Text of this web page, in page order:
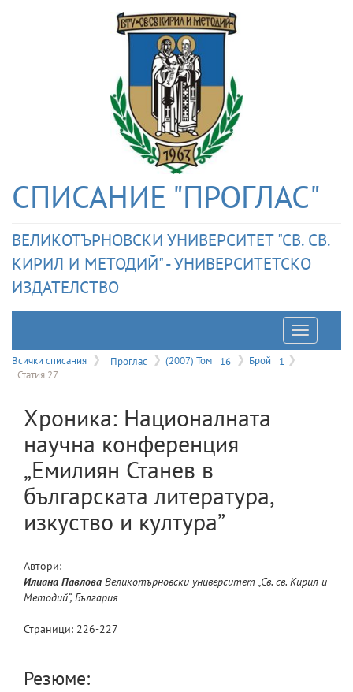
СПИСАНИЕ "ПРОГЛАС"
ВЕЛИКОТЪРНОВСКИ УНИВЕРСИТЕТ "СВ. СВ.
КИРИЛ И МЕТОДИЙ" - УНИВЕРСИТЕТСКО
ИЗДАТЕЛСТВО
Отваряне
на
Всички списания Проглас (2007) Том 16 Брой
1
Статия 27
Хроника: Националната
научна конференция
„Емилиян Станев в
българската литература,
изкуство и култура”
Автори:
Илиана Павлова Великотърновски университет „Св. св. Кирил и
Методий“, България
Страници: 226-227
Резюме: